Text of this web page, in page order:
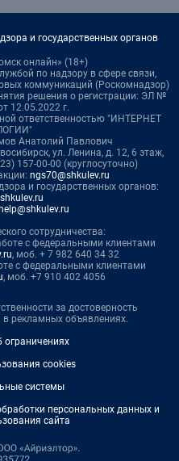
и государственных органов
онлайн» (18+)
по надзору в сфере связи,
коммуникаций (Роскомнадзор)
решения о регистрации: ЭЛ №
12.05.2022 г.
ответственностью "ИНТЕРНЕТ
Анатолий Павлович
ул. Ленина, д. 12, 6 этаж,
157-00-00 (круглосуточно)
ngs70@shkulev.ru
и государственных органов:
help@shkulev.ru
сотрудничества:
с федеральными клиентами
, моб. + 7 982 640 34 32
с федеральными клиентами
, моб. +7 910 402 4056
за достоверность
рекламных объявлениях.
cookies
системы
персональных данных и
сайта